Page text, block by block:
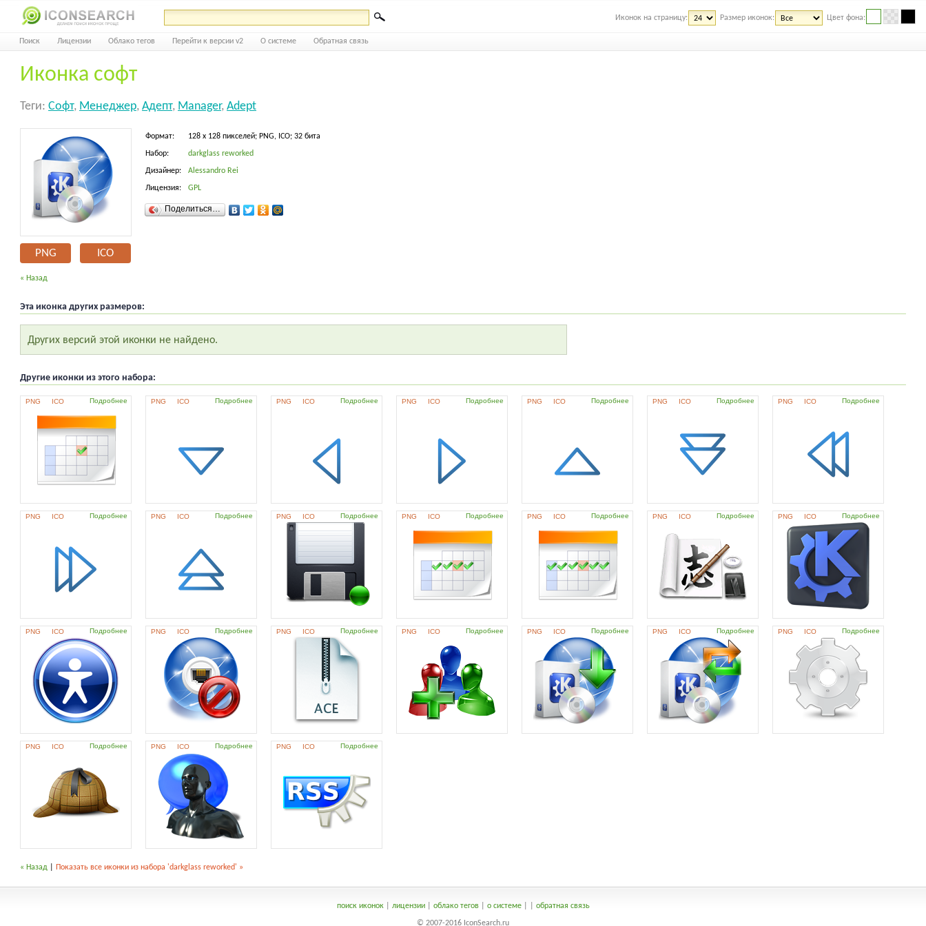
Иконок на страницу: Размер иконок: Цвет фона:
Поиск Лицензии Облако тегов Перейти к версии v2 О системе Обратная связь
Иконка софт
Теги: Софт, Менеджер, Адепт, Manager, Adept
PNG ICO
Формат: 128 x 128 пикселей; PNG, ICO; 32 бита
Набор: darkglass reworked
Дизайнер: Alessandro Rei
Лицензия: GPL
Поделиться…
« Назад
Эта иконка других размеров:
Других версий этой иконки не найдено.
Другие иконки из этого набора:
PNG ICO Подробнее PNG ICO Подробнее PNG ICO Подробнее PNG ICO Подробнее PNG ICO Подробнее PNG ICO Подробнее PNG ICO Подробнее
PNG ICO Подробнее PNG ICO Подробнее PNG ICO Подробнее PNG ICO Подробнее PNG ICO Подробнее PNG ICO Подробнее PNG ICO Подробнее
PNG ICO Подробнее PNG ICO Подробнее PNG ICO Подробнее PNG ICO Подробнее PNG ICO Подробнее PNG ICO Подробнее PNG ICO Подробнее
PNG ICO Подробнее PNG ICO Подробнее PNG ICO Подробнее
« Назад Показать все иконки из набора 'darkglass reworked' »
поиск иконок| лицензии| облако тегов| о системе| обратная связь
© 2007-2016 IconSearch.ru